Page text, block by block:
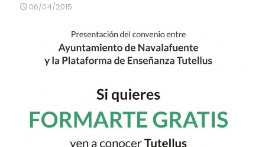
06/04/2015